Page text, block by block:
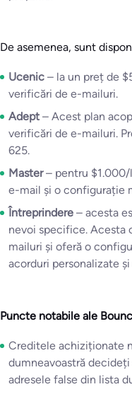
De asemenea, sunt
Ucenic – la un preț de
verificări de e-mailuri.
Adept – Acest plan
verificări de e-mailuri.
625.
Master– pentru
e-mail și o configurație
Întreprindere – acesta
nevoi specifice. Acesta
mailuri și oferă o
acorduri personalizate
Puncte notabile ale
Creditele achiziționate
dumneavoastră
adresele false din lista